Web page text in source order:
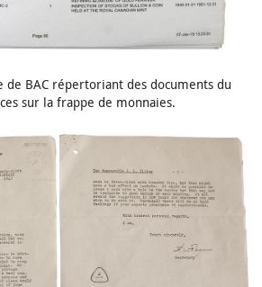
de BAC répertoriant des documents du
sur la frappe de monnaies.